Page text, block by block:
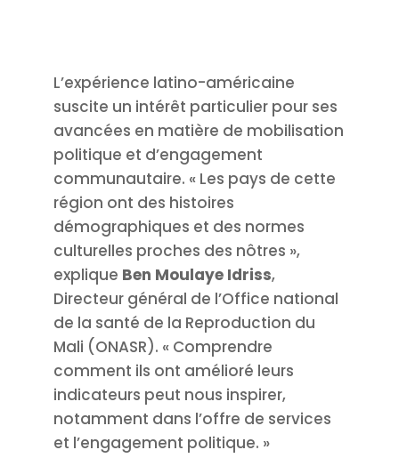
L’expérience latino-américaine
suscite un intérêt particulier pour ses
avancées en matière de mobilisation
politique et d’engagement
communautaire. « Les pays de cette
région ont des histoires
démographiques et des normes
culturelles proches des nôtres »,
explique Ben Moulaye Idriss,
Directeur général de l’Office national
de la santé de la Reproduction du
Mali (ONASR). « Comprendre
comment ils ont amélioré leurs
indicateurs peut nous inspirer,
notamment dans l’offre de services
et l’engagement politique. »